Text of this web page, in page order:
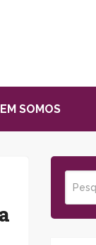
SOMOS